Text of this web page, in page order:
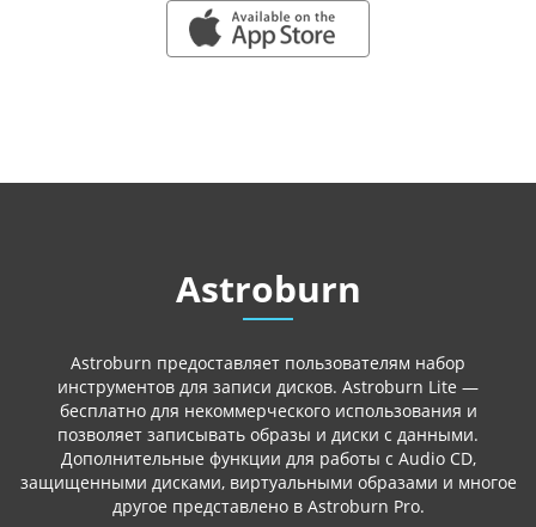
APP STORE
Astroburn
Astroburn предоставляет пользователям набор
инструментов для записи дисков. Astroburn Lite —
бесплатно для некоммерческого использования и
позволяет записывать образы и диски с данными.
Дополнительные функции для работы с Audio CD,
защищенными дисками, виртуальными образами и многое
другое представлено в Astroburn Pro.